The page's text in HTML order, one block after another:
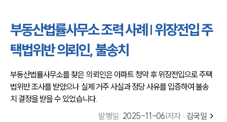
부동산법률사무소 조력 사례 | 위장전입 주
택법위반 의뢰인, 불송치
부동산법률사무소를 찾은 의뢰인은 아파트 청약 후 위장전입으로 주택
법위반 조사를 받았으나 실제 거주 사실과 정당 사유를 입증하여 불송
치 결정을 받을 수 있었습니다.
발행일: 2025-11-06 |저자 : 김국일